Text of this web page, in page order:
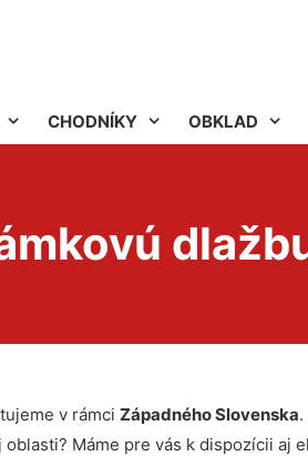
CHODNÍKY OBKLAD
v rámci Západného Slovenska.
Máme pre vás k dispozícii aj